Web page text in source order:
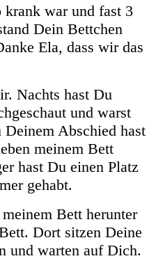
war und fast 3
Dein Bettchen
Ela, dass wir das
Nachts hast Du
und warst
Abschied hast
meinem Bett
hast Du einen Platz
gehabt.
Bett herunter
Dort sitzen Deine
und warten auf Dich.